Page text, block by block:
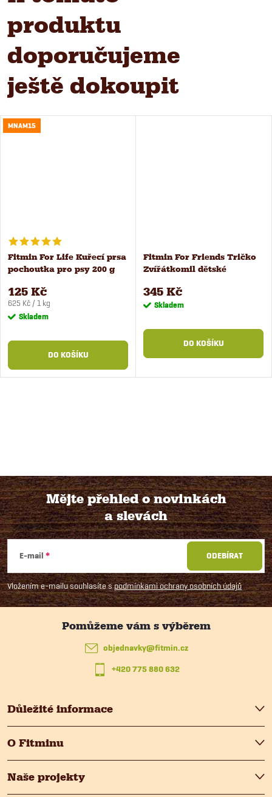
produktu
doporučujeme
ještě dokoupit
MNAM15
Fitmin For Life Kuřecí prsa
pochoutka pro psy 200 g
125 Kč
Měrná
cena:
625 Kč / 1 kg
Skladem
DO KOŠÍKU
Fitmin For Friends Tričko
Zvířátkomil dětské
345 Kč
Skladem
DO KOŠÍKU
Z
á
p
Mějte přehled o novinkách
a slevách
E-mail
Vložením e-mailu souhlasíte spodmínkami ochrany osobních údajů
ODEBÍRAT
Důležité informace
O Fitminu
Naše projekty
objednavky@fitmin.cz
+420 775 880 632